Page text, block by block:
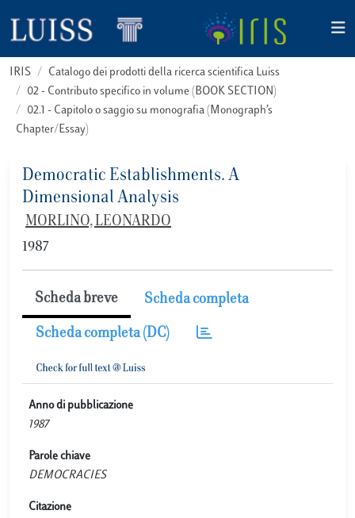
IRIS
Catalogo dei prodotti della ricerca scientifica Luiss
02 - Contributo specifico in volume (BOOK SECTION)
02.1 - Capitolo o saggio su monografia (Monograph’s
Chapter/Essay)
Democratic Establishments. A
Dimensional Analysis
MORLINO, LEONARDO
1987
Scheda breve Scheda completa
Scheda completa (DC)
Anno di pubblicazione
1987
Parole chiave
DEMOCRACIES
Citazione